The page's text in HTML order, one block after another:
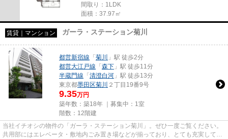
間取り：1LDK
面積：37.97㎡
賃貸｜マンション ガーラ・ステーション菊川
都営新宿線 「 菊川
」駅 徒歩2分
都営大江戸線 「 森下 」駅 徒歩11分
半蔵門線 「 清澄白河 」駅 徒歩13分
東京都墨田区菊川 ２丁目19番9号
9.35万円
築年数：築18年 ｜募集中： 1室
階数：12階建
当社イチオシの物件の「ガーラ・ステーション菊川」。ぜひ一度ご覧ください。
共用部にはエレベータ・敷地内ごみ置き場などが揃っており、とても充実してい